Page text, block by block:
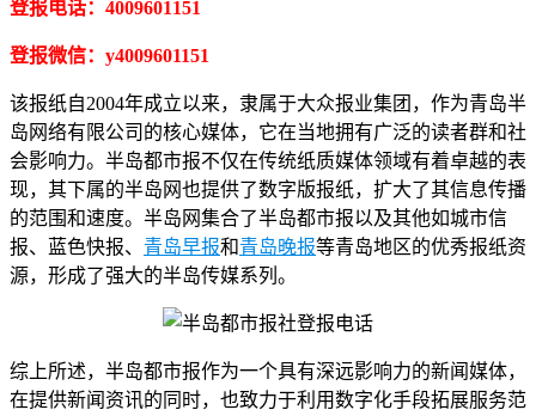
登报电话：4009601151
登报微信：y4009601151
该报纸自2004年成立以来，隶属于大众报业集团，作为青岛半
岛网络有限公司的核心媒体，它在当地拥有广泛的读者群和社
会影响力。半岛都市报不仅在传统纸质媒体领域有着卓越的表
现，其下属的半岛网也提供了数字版报纸，扩大了其信息传播
的范围和速度。半岛网集合了半岛都市报以及其他如城市信
报、蓝色快报、 青岛早报和青岛晚报等青岛地区的优秀报纸资
源，形成了强大的半岛传媒系列。
综上所述，半岛都市报作为一个具有深远影响力的新闻媒体，
在提供新闻资讯的同时，也致力于利用数字化手段拓展服务范